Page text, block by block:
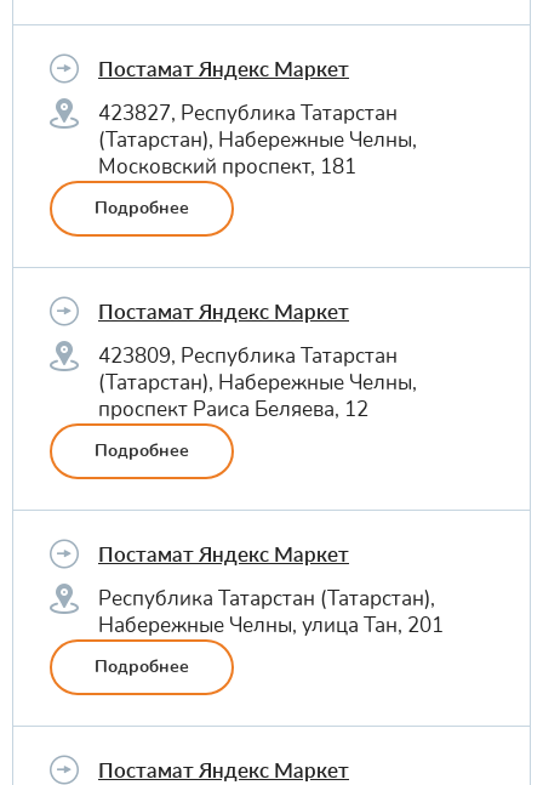
Постамат Яндекс Маркет
423827, Республика Татарстан
(Татарстан), Набережные Челны,
Московский проспект, 181
Подробнее
Постамат Яндекс Маркет
423809, Республика Татарстан
(Татарстан), Набережные Челны,
проспект Раиса Беляева, 12
Подробнее
Постамат Яндекс Маркет
Республика Татарстан (Татарстан),
Набережные Челны, улица Тан, 201
Подробнее
Постамат Яндекс Маркет